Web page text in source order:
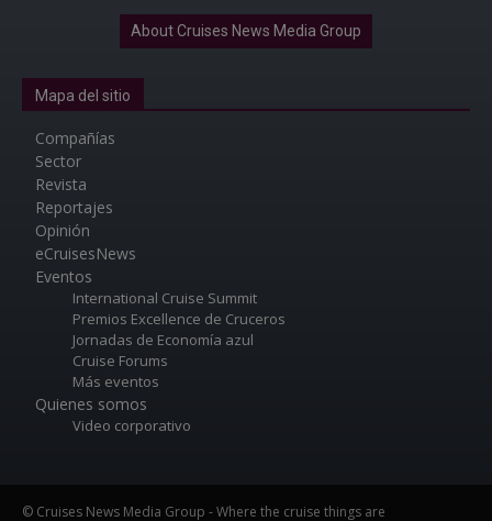
About Cruises News Media Group
Mapa del sitio
Compañías
Sector
Revista
Reportajes
Opinión
eCruisesNews
Eventos
International Cruise Summit
Premios Excellence de Cruceros
Jornadas de Economía azul
Cruise Forums
Más eventos
Quienes somos
Video corporativo
© Cruises News Media Group - Where the cruise things are